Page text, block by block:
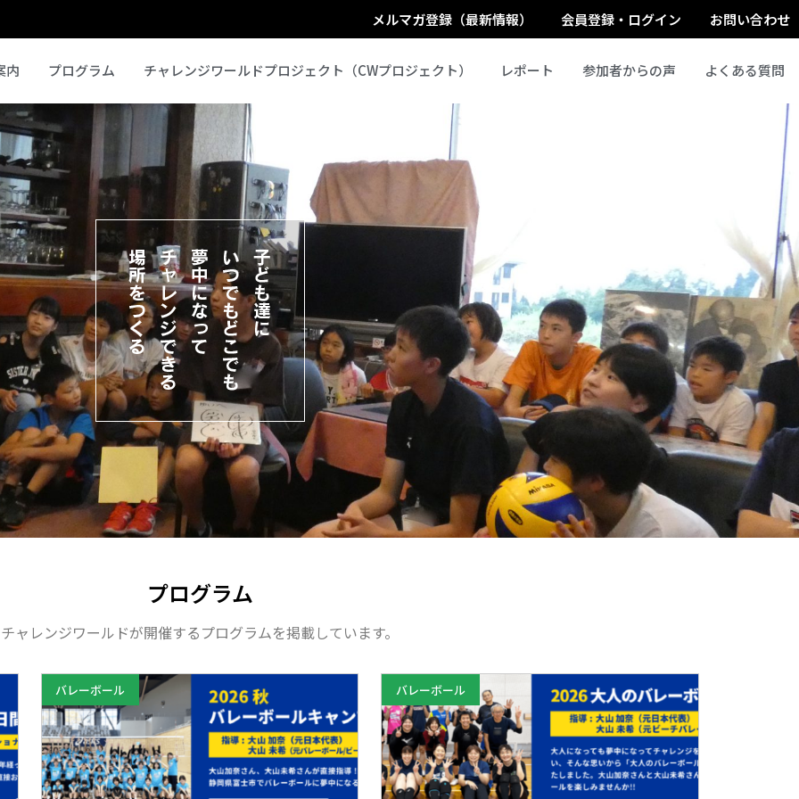
メルマガ登録（最新情報） 会員登録・ログイン お問い合わせ
内 プログラム チャレンジワールドプロジェクト（CWプロジェクト） レポート 参加者からの声 よくある質問
プログラム
チャレンジワールドが開催するプログラムを掲載しています。
バレーボール バレーボール